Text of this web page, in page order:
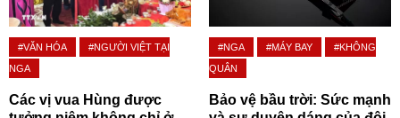
#VĂN HÓA
#NGƯỜI VIỆT TẠI
NGA
Các vị vua Hùng được
#NGA #MÁY BAY
#KHÔNG
QUÂN
Bảo vệ bầu trời: Sức mạnh